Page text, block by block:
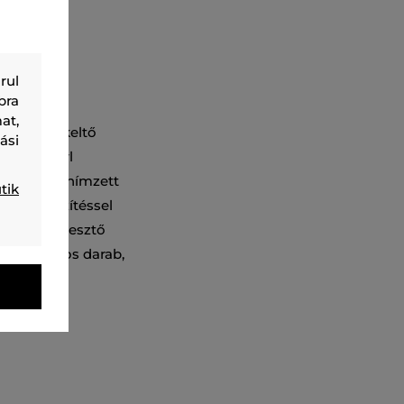
hatást keltő
Karl
Decens, hímzett
rögzítéssel
légáteresztő
és stílusos darab,